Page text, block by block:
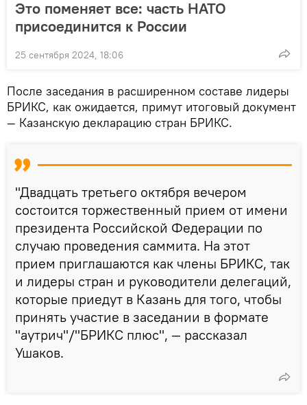
Это поменяет все: часть НАТО
присоединится к России
25 сентября 2024, 18:06
После заседания в расширенном составе лидеры
БРИКС, как ожидается, примут итоговый документ
— Казанскую декларацию стран БРИКС.
"Двадцать третьего октября вечером
состоится торжественный прием от имени
президента Российской Федерации по
случаю проведения саммита. На этот
прием приглашаются как члены БРИКС, так
и лидеры стран и руководители делегаций,
которые приедут в Казань для того, чтобы
принять участие в заседании в формате
"аутрич"/"БРИКС плюс", — рассказал
Ушаков.